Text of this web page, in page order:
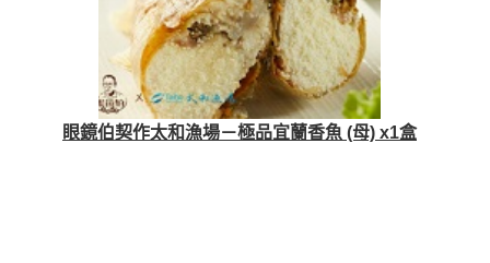
眼鏡伯契作太和漁場－極品宜蘭香魚 (母) x1盒